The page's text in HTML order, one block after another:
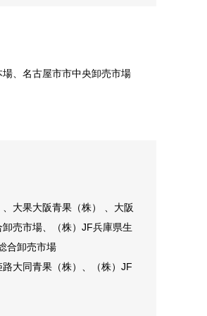
、名古屋市市中央卸売市場
大果大阪青果（株） 、大阪
売市場、（株）JF兵庫県生
合卸売市場
大同青果（株）、（株）JF